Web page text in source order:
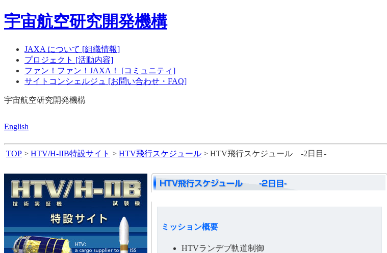
宇宙航空研究開発機構
JAXA について [組織情報]
プロジェクト [活動内容]
ファン！ファン！JAXA！ [コミュニティ]
サイトコンシェルジュ [お問い合わせ・FAQ]
宇宙航空研究開発機構
English
TOP > HTV/H-IIB特設サイト > HTV飛行スケジュール > HTV飛行スケジュール -2日目-
ミッション概要
HTVランデブ軌道制御